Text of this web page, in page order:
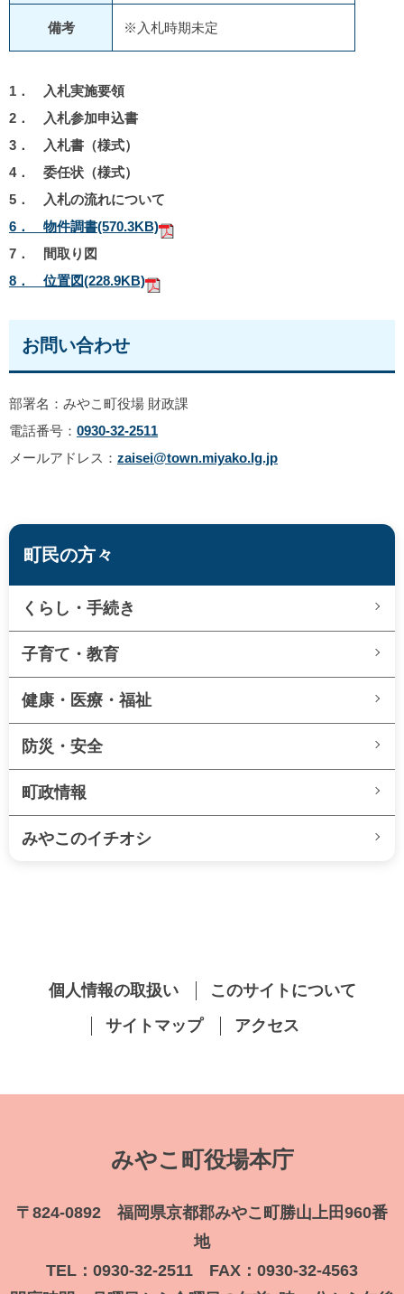
備考 ※入札時期未定
1． 入札実施要領
2． 入札参加申込書
3． 入札書（様式）
4． 委任状（様式）
5． 入札の流れについて
6． 物件調書(570.3KB)
7． 間取り図
8． 位置図(228.9KB)
お問い合わせ
部署名：みやこ町役場 財政課
電話番号： 0930-32-2511
メールアドレス： zaisei@town.miyako.lg.jp
町民の方々
くらし・手続き
子育て・教育
健康・医療・福祉
防災・安全
町政情報
みやこのイチオシ
個人情報の取扱い
このサイトについて
サイトマップ
アクセス
みやこ町役場本庁
〒824-0892 福岡県京都郡みやこ町勝山上田960番
地
TEL：0930-32-2511 FAX：0930-32-4563